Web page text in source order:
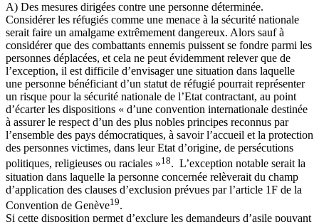
A) Des mesures dirigées contre une personne déterminée.
Considérer les réfugiés comme une menace à la sécurité nationale
serait faire un amalgame extrêmement dangereux. Alors sauf à
considérer que des combattants ennemis puissent se fondre parmi les
personnes déplacées, et cela ne peut évidemment relever que de
l’exception, il est difficile d’envisager une situation dans laquelle
une personne bénéficiant d’un statut de réfugié pourrait représenter
un risque pour la sécurité nationale de l’Etat contractant, au point
d’écarter les dispositions « d’une convention internationale destinée
à assurer le respect d’un des plus nobles principes reconnus par
l’ensemble des pays démocratiques, à savoir l’accueil et la protection
des personnes victimes, dans leur Etat d’origine, de persécutions
politiques, religieuses ou raciales »18. L’exception notable serait la
situation dans laquelle la personne concernée relèverait du champ
d’application des clauses d’exclusion prévues par l’article 1F de la
Convention de Genève19.
Si cette disposition permet d’exclure les demandeurs d’asile pouvant